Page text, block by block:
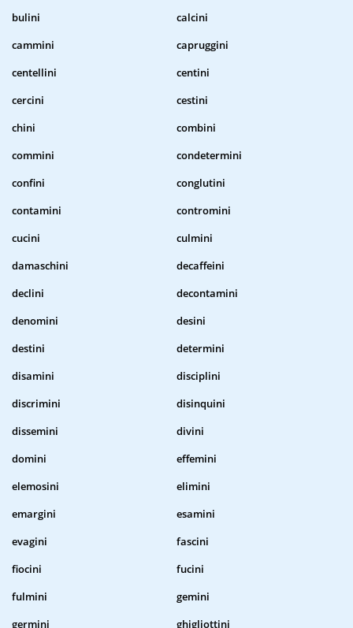
bulini
calcini
cammini
capruggini
centellini
centini
cercini
cestini
chini
combini
commini
condetermini
confini
conglutini
contamini
contromini
cucini
culmini
damaschini
decaffeini
declini
decontamini
denomini
desini
destini
determini
disamini
disciplini
discrimini
disinquini
dissemini
divini
domini
effemini
elemosini
elimini
emargini
esamini
evagini
fascini
fiocini
fucini
fulmini
gemini
germini
ghigliottini